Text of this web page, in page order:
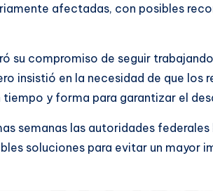
afectadas, con posibles
su compromiso de seguir
insistió en la necesidad de que los
y forma para garantizar el
semanas las autoridades
soluciones para evitar un mayor